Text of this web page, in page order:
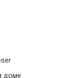
доме